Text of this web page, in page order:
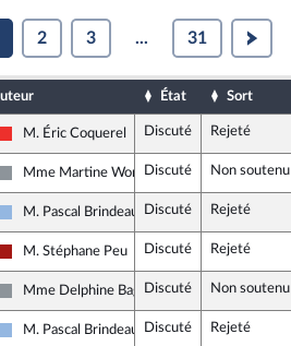
2 3 ... 31
État Sort
La France insoumise
M. Éric Coquerel Discuté Rejeté
Non inscrit
Mme Martine WonnerDiscuté Non soutenu
UDI, Agir et Indépendants
M. Pascal Brindeau Discuté Rejeté
Gauche démocrate et républicaine
M. Stéphane Peu Discuté Rejeté
Non inscrit
Mme Delphine BagarryDiscuté Non soutenu
UDI, Agir et Indépendants
M. Pascal Brindeau Discuté Rejeté